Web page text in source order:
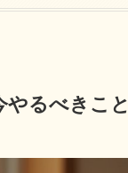
やるべきこと